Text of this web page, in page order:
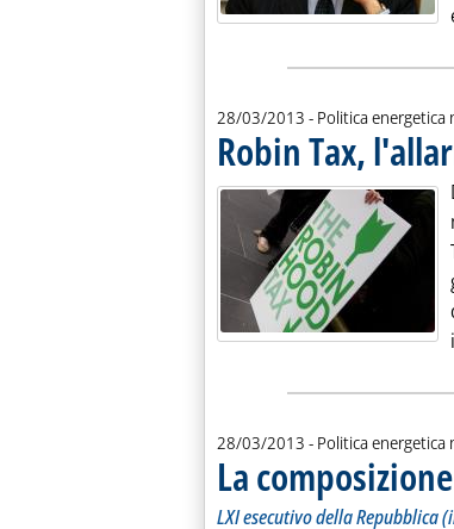
28/03/2013 - Politica energetica
Robin Tax,
28/03/2013 - Politica energetica
La
LXI esecutivo della Repubblica